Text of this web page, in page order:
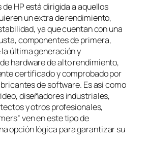
de HP está dirigida a aquellos
un extra de rendimiento,
ya que cuentan con una
componentes de primera,
última generación y
hardware de alto rendimiento,
certificado y comprobado por
de software. Es así como
diseñadores industriales,
y otros profesionales,
ven en este tipo de
opción lógica para garantizar su